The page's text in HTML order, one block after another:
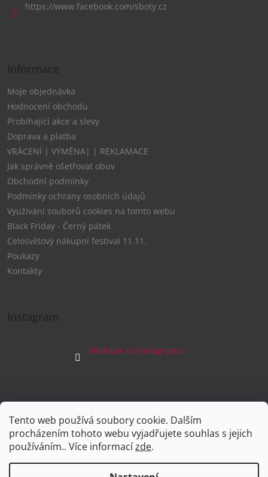
Tento web používá soubory cookie. Dalším
procházením tohoto webu vyjadřujete souhlas s jejich
používáním.. Více informacízde.
https://www.facebook.com/sboty.cz
Informace
Moje objednávka
Hodnocení obchodu
Probíhající akce a slevy
Doprava a platba
VRÁCENÍ | VÝMĚNA| | REKLAMACE
Jak správně ošetřovat obuv
Obchodní podmínky
Podmínky ochrany osobních údajů
Využívání souborů cookies na tomto webu
Black Friday - Černý pátek
Celosvětový nákupní festival 11.11.
Poukazy
Kontakty
Instagram
Sledovat na Instagramu
Facebook